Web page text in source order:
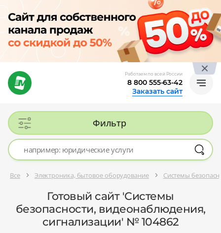
Работаем по всей России
8 800 555-63-42
Заказать сайт
Фильтр
Все Электроника, бытовое оборудование Системы
Готовый сайт 'Системы
безопасности, видеонаблюдения,
сигнализации' № 104862